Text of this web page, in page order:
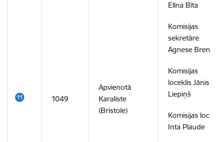
1049
Apvienotā
Karaliste
(Bristole)
Elīna Bīta
Komisijas
sekretāre
Agnese
Komisijas
loceklis Jānis
Liepiņš
Komisijas
Inta Plaude